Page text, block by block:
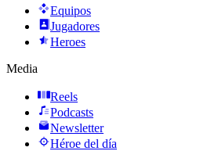
Equipos
Jugadores
Heroes
Media
Reels
Podcasts
Newsletter
Héroe del día